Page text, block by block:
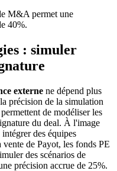
M&A permet une
40%.
: simuler
externe ne dépend plus
précision de la simulation
de modéliser les
du deal. À l'image
des équipes
de Payot, les fonds PE
des scénarios de
précision accrue de 25%.